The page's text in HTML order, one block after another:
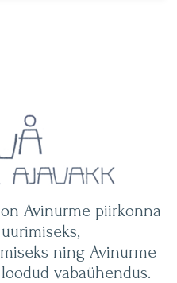
Avinurme piirkonna
ning Avinurme
vabaühendus.